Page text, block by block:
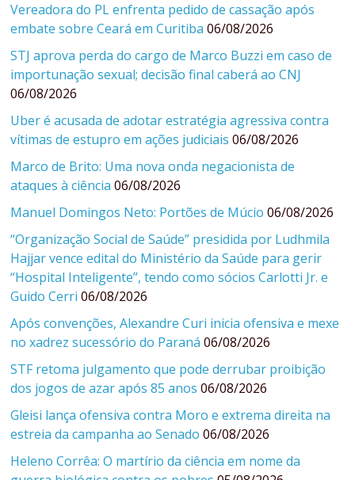
Vereadora do PL enfrenta pedido de cassação após
embate sobre Ceará em Curitiba 06/08/2026
STJ aprova perda do cargo de Marco Buzzi em caso de
importunação sexual; decisão final caberá ao CNJ
06/08/2026
Uber é acusada de adotar estratégia agressiva contra
vítimas de estupro em ações judiciais 06/08/2026
Marco de Brito: Uma nova onda negacionista de
ataques à ciência 06/08/2026
Manuel Domingos Neto: Portões de Múcio 06/08/2026
“Organização Social de Saúde” presidida por Ludhmila
Hajjar vence edital do Ministério da Saúde para gerir
“Hospital Inteligente”, tendo como sócios Carlotti Jr. e
Guido Cerri 06/08/2026
Após convenções, Alexandre Curi inicia ofensiva e mexe
no xadrez sucessório do Paraná 06/08/2026
STF retoma julgamento que pode derrubar proibição
dos jogos de azar após 85 anos 06/08/2026
Gleisi lança ofensiva contra Moro e extrema direita na
estreia da campanha ao Senado 06/08/2026
Heleno Corrêa: O martírio da ciência em nome da